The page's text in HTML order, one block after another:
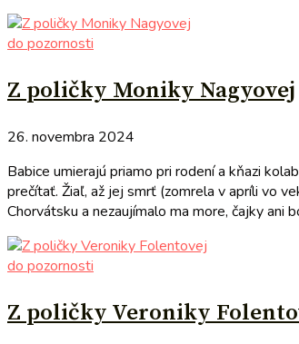
do pozornosti
Z poličky Moniky Nagyovej
26. novembra 2024
Babice umierajú priamo pri rodení a kňazi
prečítať. Žiaľ, až jej smrť (zomrela v apríli vo
Chorvátsku a nezaujímalo ma more, čajky ani
do pozornosti
Z poličky Veroniky